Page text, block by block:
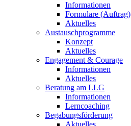
Informationen
Formulare (Auftrag)
Aktuelles
Austauschprogramme
Konzept
Aktuelles
Engagement & Courage
Informationen
Aktuelles
Beratung am LLG
Informationen
Lerncoaching
Begabungsförderung
Aktuelles